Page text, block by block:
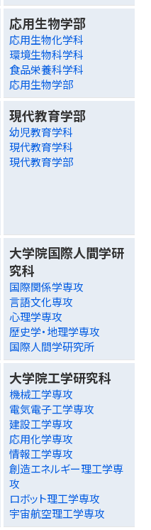
応用生物学部
応用生物化学科
環境生物科学科
食品栄養科学科
応用生物学部
現代教育学部
幼児教育学科
現代教育学科
現代教育学部
大学院国際人間学研
究科
国際関係学専攻
言語文化専攻
心理学専攻
歴史学・地理学専攻
国際人間学研究所
大学院工学研究科
機械工学専攻
電気電子工学専攻
建設工学専攻
応用化学専攻
情報工学専攻
創造エネルギー理工学専
攻
ロボット理工学専攻
宇宙航空理工学専攻